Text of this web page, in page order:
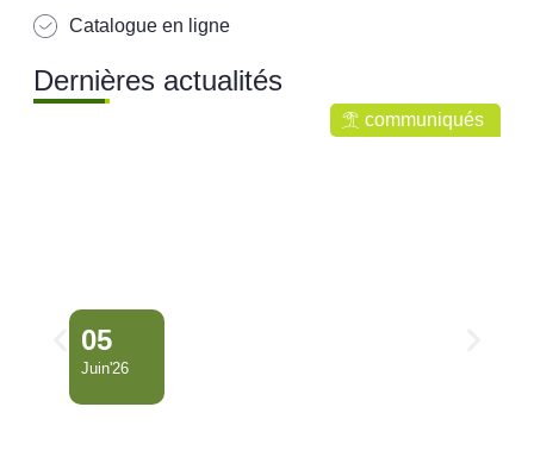
Catalogue en ligne
Dernières actualités
communiqués
05
Juin'26